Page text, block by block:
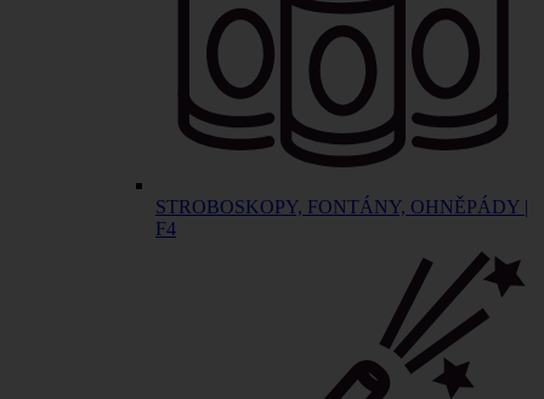
STROBOSKOPY, FONTÁNY, OHNĚPÁDY |
F4